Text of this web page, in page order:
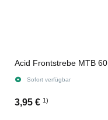
Acid Frontstrebe MTB 60
Sofort verfügbar
3,95 € 1)